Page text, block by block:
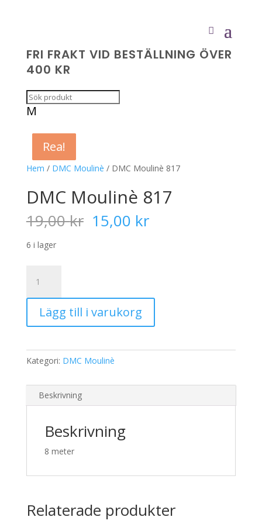
FRI FRAKT VID BESTÄLLNING ÖVER
400 KR
M
Hem / DMC Moulinè / DMC Moulinè 817
Rea!
DMC Moulinè 817
19,00kr Det
ursprungliga
15,00 krDet
6 i lager
Moulinè
817
mängdLägg till i varukorg
Kategori: DMC Moulinè
Beskrivning
Beskrivning
8 meter
Relaterade produkter
Rea!
Rea!
Rea!